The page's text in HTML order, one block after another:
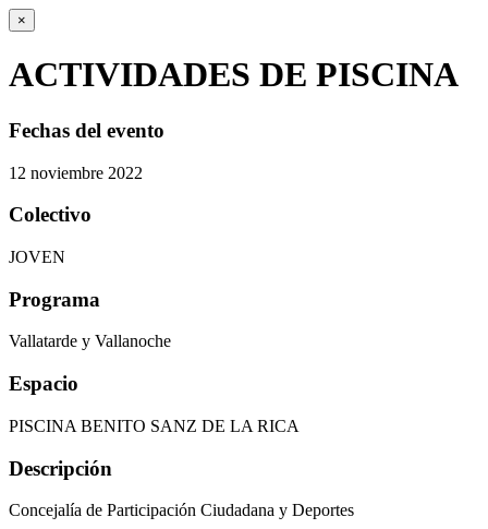
×
ACTIVIDADES DE PISCINA
Fechas del evento
12 noviembre 2022
Colectivo
JOVEN
Programa
Vallatarde y Vallanoche
Espacio
PISCINA BENITO SANZ DE LA RICA
Descripción
Concejalía de Participación Ciudadana y Deportes